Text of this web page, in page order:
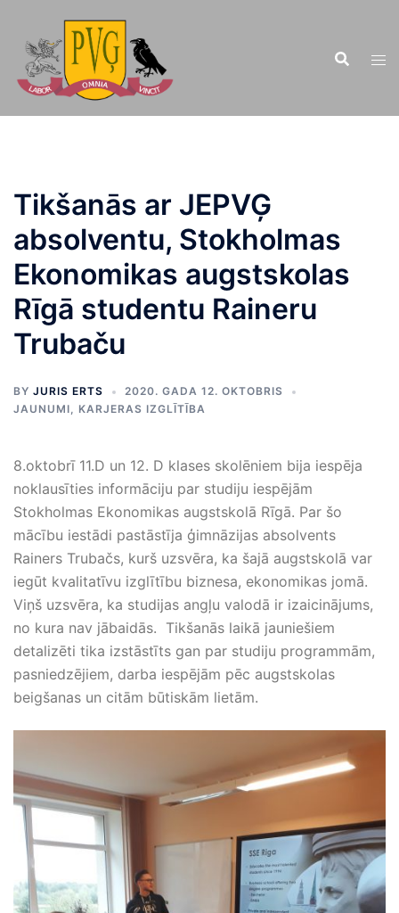
saturu
Tikšanās ar JEPVĢ
absolventu, Stokholmas
Ekonomikas augstskolas
Rīgā studentu Raineru
Trubaču
BY JURIS ERTS
2020. GADA 12. OKTOBRIS
JAUNUMI, KARJERAS IZGLĪTĪBA
8.oktobrī 11.D un 12. D klases skolēniem bija iespēja
noklausīties informāciju par studiju iespējām
Stokholmas Ekonomikas augstskolā Rīgā. Par šo
mācību iestādi pastāstīja ģimnāzijas absolvents
Rainers Trubačs, kurš uzsvēra, ka šajā augstskolā var
iegūt kvalitatīvu izglītību biznesa, ekonomikas jomā.
Viņš uzsvēra, ka studijas angļu valodā ir izaicinājums,
no kura nav jābaidās. Tikšanās laikā jauniešiem
detalizēti tika izstāstīts gan par studiju programmām,
pasniedzējiem, darba iespējām pēc augstskolas
beigšanas un citām būtiskām lietām.